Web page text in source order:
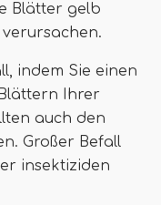
Blätter gelb
indem Sie einen
Ihrer
auch den
Großer Befall
insektiziden